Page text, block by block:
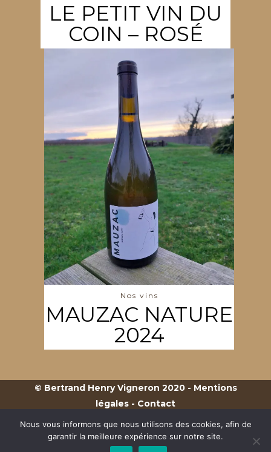
LE PETIT VIN DU
COIN – ROSÉ
Nos vins
MAUZAC NATURE
2024
© Bertrand Henry Vigneron 2020 - Mentions
légales - Contact
L’abus d’alcool est dangereux pour la santé, à
consommer avec modération - L’alcool ne doit
Nous vous informons que nous utilisons des cookies, afin de
garantir la meilleure expérience sur notre site.